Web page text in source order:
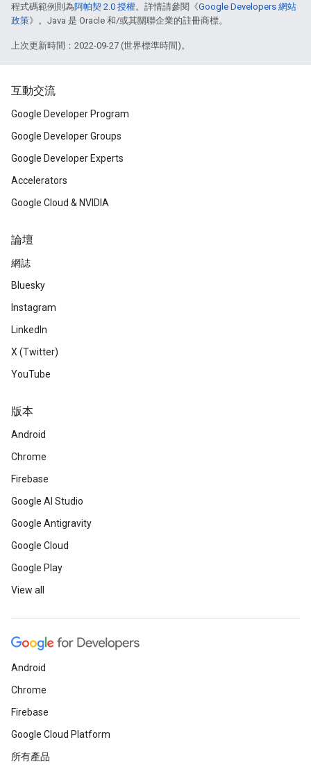
程式碼範例則為阿帕契 2.0 授權。詳情請參閱《Google Developers 網站
政策》。Java 是 Oracle 和/或其關聯企業的註冊商標。
上次更新時間：2022-09-27 (世界標準時間)。
互動交流
Google Developer Program
Google Developer Groups
Google Developer Experts
Accelerators
Google Cloud & NVIDIA
論壇
網誌
Bluesky
Instagram
LinkedIn
X (Twitter)
YouTube
版本
Android
Chrome
Firebase
Google AI Studio
Google Antigravity
Google Cloud
Google Play
View all
Android
Chrome
Firebase
Google Cloud Platform
所有產品